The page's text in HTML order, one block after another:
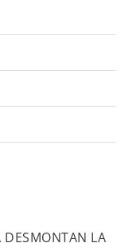
DESMONTAN LA